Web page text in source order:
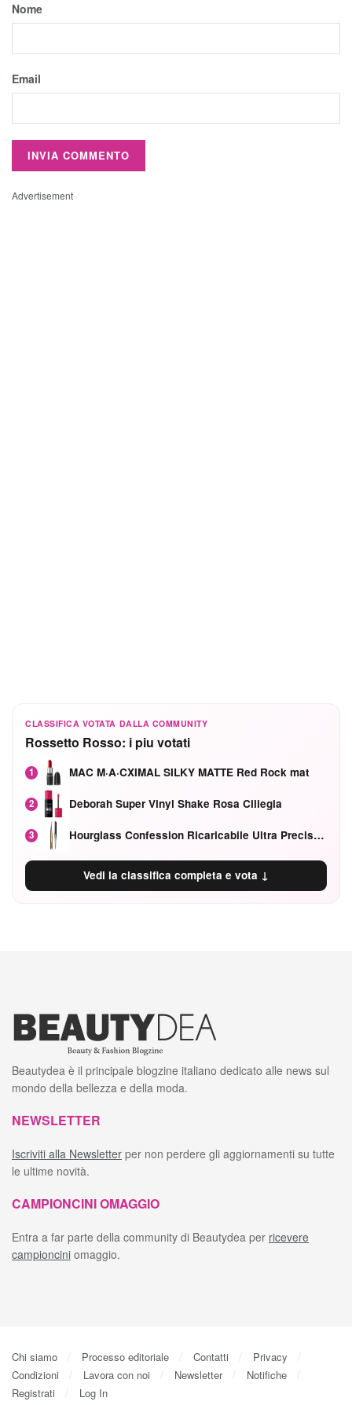
Nome
Email
Advertisement
CLASSIFICA VOTATA DALLA COMMUNITY
Rossetto Rosso: i piu votati
1 MAC M·A·CXIMAL SILKY MATTE Red Rock mat
2 Deborah Super Vinyl Shake Rosa Ciliegia
3 Hourglass Confession Ricaricabile Ultra Preciso Ad Alta Intensità Secretly Classic Red
Vedi la classifica completa e vota ↓
Beautydea è il principale blogzine italiano dedicato alle news sul
mondo della bellezza e della moda.
NEWSLETTER
Iscriviti alla Newsletter per non perdere gli aggiornamenti su tutte
le ultime novità.
CAMPIONCINI OMAGGIO
Entra a far parte della community di Beautydea per ricevere
campioncini omaggio.
Chi siamo Processo editoriale Contatti
Privacy
Condizioni
Lavora con noi Newsletter
Notifiche
Registrati
Log In